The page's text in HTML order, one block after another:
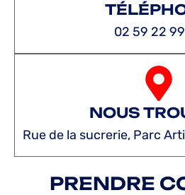
02 59 22
NOUS
Rue de la sucrerie, Parc
PRENDRE